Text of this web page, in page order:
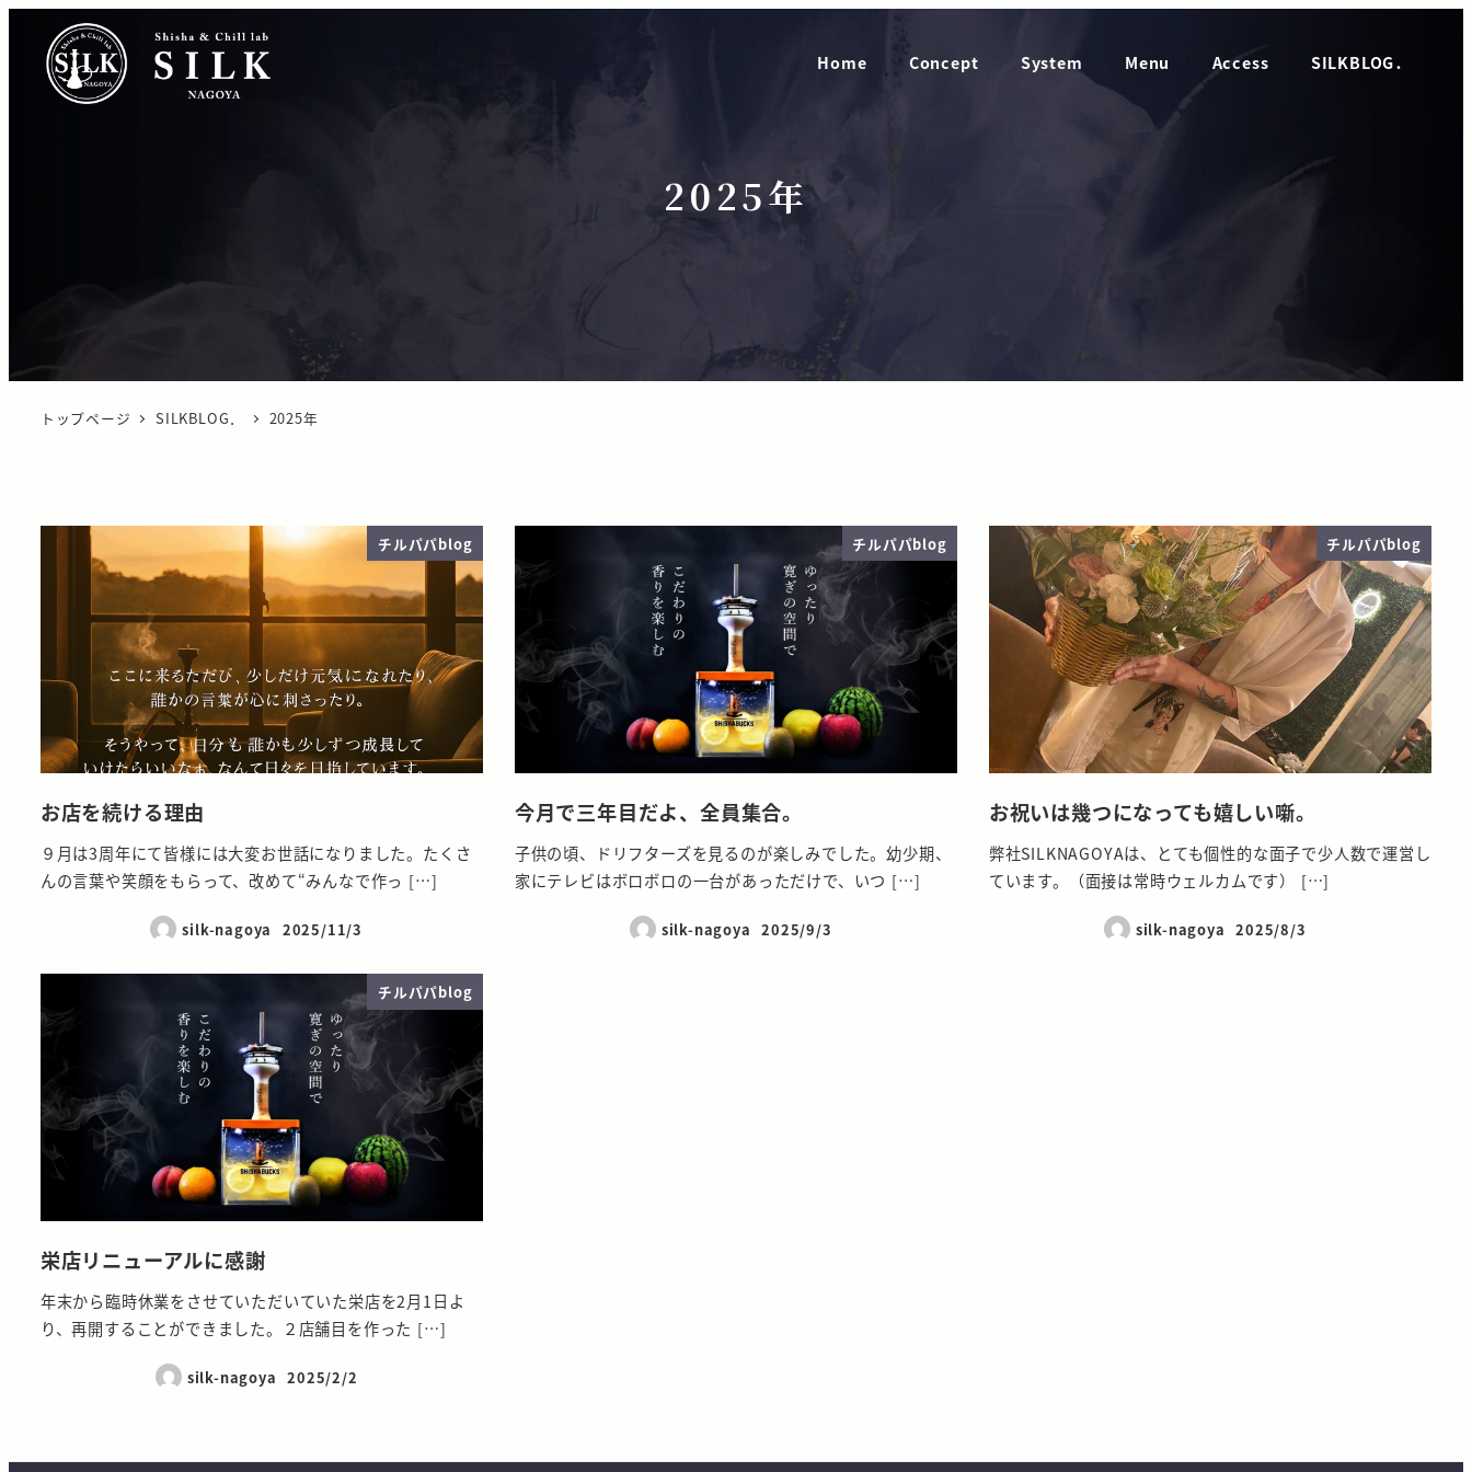
Home Concept System Menu Access SILKBLOG．
2025年
トップページ SILKBLOG． 2025年
チルパパblog
お店を続ける理由
９月は3周年にて皆様には大変お世話になりました。たくさ
んの言葉や笑顔をもらって、改めて“みんなで作っ […]
silk-nagoya 2025/11/3
チルパパblog
今月で三年目だよ、全員集合。
子供の頃、ドリフターズを見るのが楽しみでした。幼少期、
家にテレビはボロボロの一台があっただけで、いつ […]
silk-nagoya 2025/9/3
チルパパblog
お祝いは幾つになっても嬉しい噺。
弊社SILKNAGOYAは、とても個性的な面子で少人数で運営し
ています。（面接は常時ウェルカムです） […]
silk-nagoya 2025/8/3
チルパパblog
栄店リニューアルに感謝
年末から臨時休業をさせていただいていた栄店を2月1日よ
り、再開することができました。２店舗目を作った […]
silk-nagoya 2025/2/2